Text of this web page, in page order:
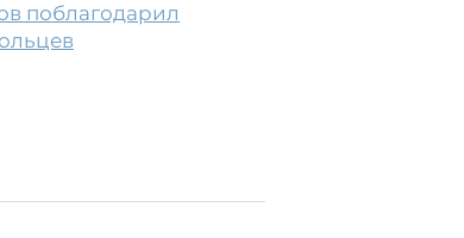
поблагодарил